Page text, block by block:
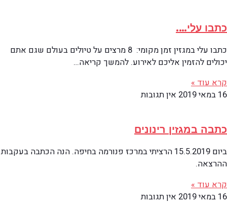
כתבו עלי….
כתבו עלי במגזין זמן מקומי: 8 מרצים על טיולים בעולם שגם אתם
יכולים להזמין אליכם לאירוע. להמשך קריאה…
קרא עוד »
16 במאי 2019
אין תגובות
כתבה במגזין רינונים
ביום 15.5.2019 הרציתי במרכז פנורמה בחיפה. הנה הכתבה בעקבות
ההרצאה.
קרא עוד »
16 במאי 2019
אין תגובות